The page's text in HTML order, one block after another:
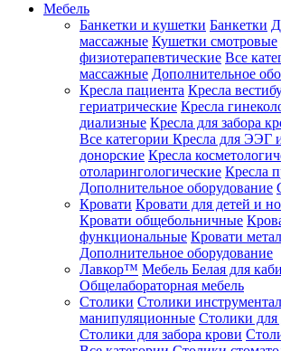
Мебель
Банкетки и кушетки Банкетки
массажные Кушетки смотровые
физиотерапевтические Все
массажные Дополнительное
Кресла пациента Кресла
гериатрические Кресла
диализные Кресла для забора
Все категории Кресла для
донорские Кресла
отоларингологические Кресла
Дополнительное оборудование
Кровати Кровати для детей и
Кровати общебольничные
функциональные Кровати
Дополнительное оборудование
Лавкор™ Мебель Белая для
Общелабораторная мебель
Столики Столики
манипуляционные Столики для
Столики для забора крови